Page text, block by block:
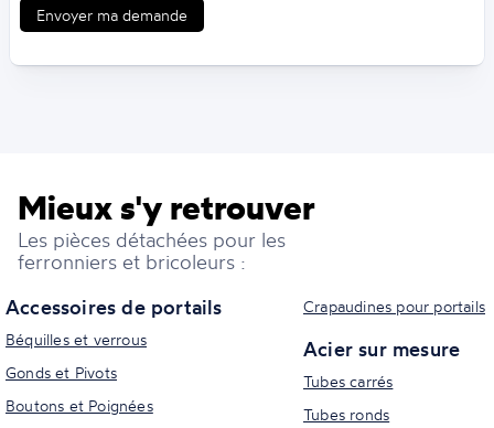
Envoyer ma demande
Mieux s'y retrouver
Les pièces détachées pour les
ferronniers et bricoleurs :
Accessoires de portails
Béquilles et verrous
Gonds et Pivots
Boutons et Poignées
Crapaudines pour portails
Acier sur mesure
Tubes carrés
Tubes ronds